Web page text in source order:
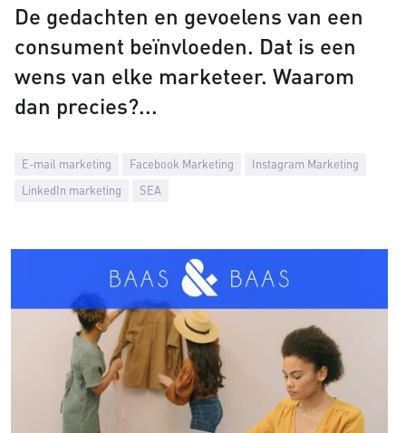
E-mail marketing Facebook Marketing
Instagram Marketing
LinkedIn marketing
SEA
De gedachten en gevoelens van een
consument beïnvloeden. Dat is een
wens van elke marketeer. Waarom
dan precies?